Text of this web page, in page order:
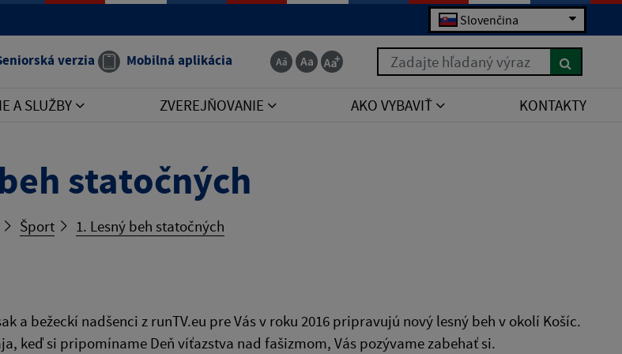
Slovenčina
verzia Mobilná aplikácia Zadajte hľadaný výraz
A SLUŽBY ZVEREJŇOVANIE AKO VYBAVIŤ KONTAKTY
statočných
Šport 1. Lesný beh statočných
a bežeckí nadšenci z runTV.eu pre Vás v roku 2016 pripravujú nový lesný beh v okolí Košíc.
keď si pripomíname Deň víťazstva nad fašizmom, Vás pozývame zabehať si.